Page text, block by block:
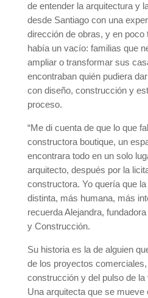
de entender la arquitectura y
desde Santiago con una
dirección de obras, y en poco
había un vacío: familias que
ampliar o transformar sus
encontraban quién pudiera
con diseño, construcción y
proceso.
“Me di cuenta de que lo que
constructora boutique, un
encontrara todo en un solo
arquitecto, después por la
constructora. Yo quería que
distinta, más humana, más
recuerda Alejandra,
y Construcción.
Su historia es la de alguien
de los proyectos
construcción y del pulso de la
Una arquitecta que se mueve